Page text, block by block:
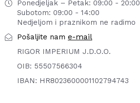
Ponedjeljak – Petak: 09:00 - 20:00
Subotom: 09:00 - 14:00
Nedjeljom i praznikom ne radimo
Pošaljite nam e-mail
RIGOR IMPERIUM J.D.O.O.
OIB: 55507566304
IBAN: HR8023600001102794743